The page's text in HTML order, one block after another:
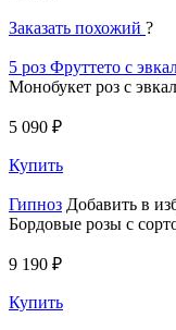
Заказать похожий ?
5 роз Фруттето с
Монобукет роз с
5 090 ₽
Купить
Гипноз Добавить в
Бордовые розы с
9 190 ₽
Купить